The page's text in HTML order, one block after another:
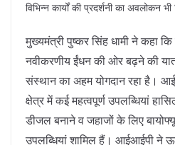
विभिन्न कार्यों की प्रदर्शनी का अवलोकन भी
मुख्यमंत्री पुष्कर सिंह धामी ने कहा
नवीकरणीय ईंधन की ओर बढ़ने की
संस्थान का अहम योगदान रहा है।
क्षेत्र में कई महत्वपूर्ण उपलब्धियां
डीजल बनाने व जहाजों के लिए
उपलब्धियां शामिल हैं। आईआईपी ने